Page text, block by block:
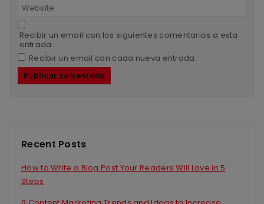
Website
Recibir un email con los siguientes comentarios a esta
entrada.
Recibir un email con cada nueva entrada.
Recent Posts
How to Write a Blog Post Your Readers Will Love in 5
Steps